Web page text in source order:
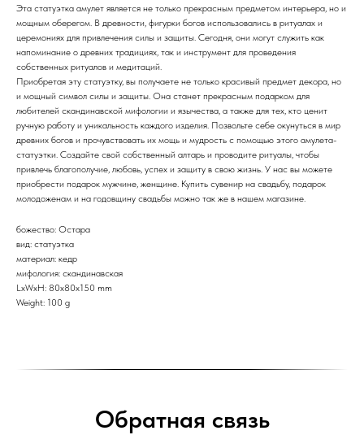
Эта статуэтка амулет является не только прекрасным предметом интерьера, но и
мощным оберегом. В древности, фигурки богов использовались в ритуалах и
церемониях для привлечения силы и защиты. Сегодня, они могут служить как
напоминание о древних традициях, так и инструмент для проведения
собственных ритуалов и медитаций.
Приобретая эту статуэтку, вы получаете не только красивый предмет декора, но
и мощный символ силы и защиты. Она станет прекрасным подарком для
любителей скандинавской мифологии и язычества, а также для тех, кто ценит
ручную работу и уникальность каждого изделия. Позвольте себе окунуться в мир
древних богов и прочувствовать их мощь и мудрость с помощью этого амулета-
статуэтки. Создайте свой собственный алтарь и проводите ритуалы, чтобы
привлечь благополучие, любовь, успех и защиту в свою жизнь. У нас вы можете
приобрести подарок мужчине, женщине. Купить сувенир на свадьбу, подарок
молодоженам и на годовщину свадьбы можно так же в нашем магазине.
божество: Остара
вид: статуэтка
материал: кедр
мифология: скандинавская
LxWxH: 80x80x150 mm
Weight: 100 g
Обратная связь